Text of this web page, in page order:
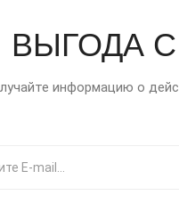
ВЫГОДА
информацию о